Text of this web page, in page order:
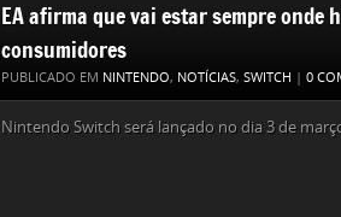
EA afirma que vai estar sempre onde
consumidores
PUBLICADO EM NINTENDO, NOTÍCIAS, SWITCH | 0
Nintendo Switch será lançado no dia 3 de